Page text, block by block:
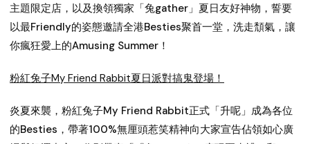
主題限定店，以及換領獨家「兔gather」夏日友好神物，誓要
以最Friendly的姿態邀請全港Besties聚首一堂，洗走頹氣，讓
你瘋狂愛上的Amusing Summer！
粉紅兔子My Friend Rabbit夏日派對搞鬼登場！
炎夏來襲，粉紅兔子My Friend Rabbit正式「升呢」成為各位
的Besties，帶著100%無厘頭惹笑精神向大家宣告佔領如心廣